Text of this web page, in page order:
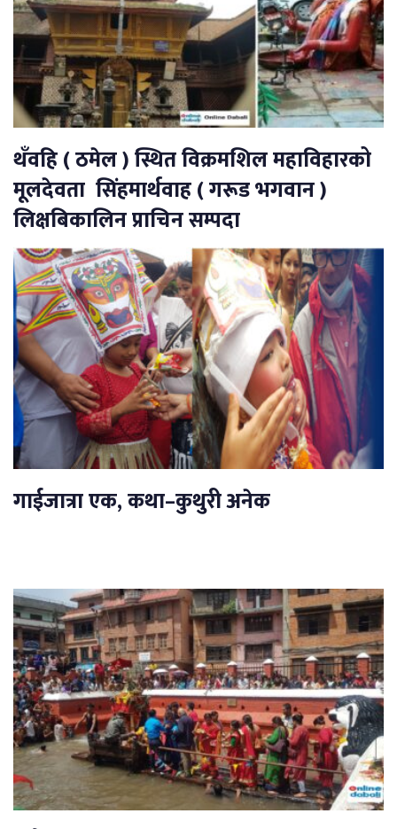
थँवहि ( ठमेल ) स्थित विक्रमशिल महाविहारको
मूलदेवता सिंहमार्थवाह ( गरूड भगवान )
लिक्षबिकालिन प्राचिन सम्पदा
गाईजात्रा एक, कथा–कुथुरी अनेक